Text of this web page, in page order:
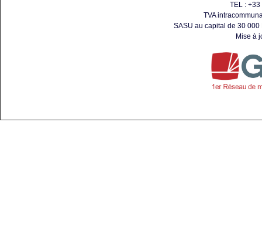
TEL :
TVA
SASU au capital de 30
Mise à